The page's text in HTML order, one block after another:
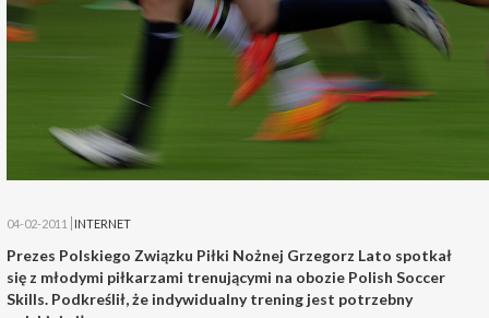
04-02-2011 INTERNET
Prezes Polskiego Związku Piłki Nożnej Grzegorz Lato spotkał
się z młodymi piłkarzami trenującymi na obozie Polish Soccer
Skills. Podkreślił, że indywidualny trening jest potrzebny